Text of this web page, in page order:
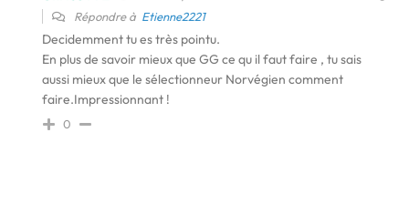
Répondre à Etienne2221
Decidemment tu es très pointu.
En plus de savoir mieux que GG ce qu il faut faire , tu sais
aussi mieux que le sélectionneur Norvégien comment
faire.Impressionnant !
0